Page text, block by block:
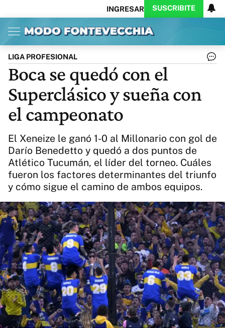
INGRESAR SUSCRIBITE
Inicio Ahora
Opinión
Política
Ciencia
Cultura
Arte
Educación
Internacional
Clima
Deportes
CARAS
Exitoina
Turismo
Videos
Córdoba
Business
Noticias
Exitoina
Gaming
Vivo
Diario del Juicio
Actualidad
LIGA PROFESIONAL
Boca se quedó con el
Superclásico y sueña con
el campeonato
El Xeneize le ganó 1-0 al Millonario con gol de
Darío Benedetto y quedó a dos puntos de
Atlético Tucumán, el líder del torneo. Cuáles
fueron los factores determinantes del triunfo
y cómo sigue el camino de ambos equipos.